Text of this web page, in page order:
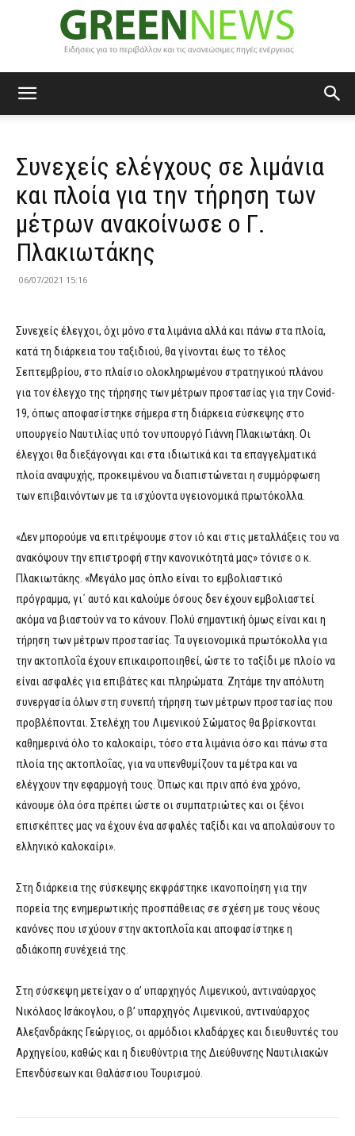
News
Συνεχείς ελέγχους σε λιμάνια
και πλοία για την τήρηση των
μέτρων ανακοίνωσε ο Γ.
Πλακιωτάκης
06/07/2021 15:16
Συνεχείς έλεγχοι, όχι μόνο στα λιμάνια αλλά και πάνω στα πλοία,
κατά τη διάρκεια του ταξιδιού, θα γίνονται έως το τέλος
Σεπτεμβρίου, στο πλαίσιο ολοκληρωμένου στρατηγικού πλάνου
για τον έλεγχο της τήρησης των μέτρων προστασίας για την Covid-
19, όπως αποφασίστηκε σήμερα στη διάρκεια σύσκεψης στο
υπουργείο Ναυτιλίας υπό τον υπουργό Γιάννη Πλακιωτάκη. Οι
έλεγχοι θα διεξάγονγαι και στα ιδιωτικά και τα επαγγελματικά
πλοία αναψυχής, προκειμένου να διαπιστώνεται η συμμόρφωση
των επιβαινόντων με τα ισχύοντα υγειονομικά πρωτόκολλα.
«Δεν μπορούμε να επιτρέψουμε στον ιό και στις μεταλλάξεις του να
ανακόψουν την επιστροφή στην κανονικότητά μας» τόνισε ο κ.
Πλακιωτάκης. «Μεγάλο μας όπλο είναι το εμβολιαστικό
πρόγραμμα, γι΄ αυτό και καλούμε όσους δεν έχουν εμβολιαστεί
ακόμα να βιαστούν να το κάνουν. Πολύ σημαντική όμως είναι και η
τήρηση των μέτρων προστασίας. Τα υγειονομικά πρωτόκολλα για
την ακτοπλοΐα έχουν επικαιροποιηθεί, ώστε το ταξίδι με πλοίο να
είναι ασφαλές για επιβάτες και πληρώματα. Ζητάμε την απόλυτη
συνεργασία όλων στη συνεπή τήρηση των μέτρων προστασίας που
προβλέπονται. Στελέχη του Λιμενικού Σώματος θα βρίσκονται
καθημερινά όλο το καλοκαίρι, τόσο στα λιμάνια όσο και πάνω στα
πλοία της ακτοπλοΐας, για να υπενθυμίζουν τα μέτρα και να
ελέγχουν την εφαρμογή τους. Όπως και πριν από ένα χρόνο,
κάνουμε όλα όσα πρέπει ώστε οι συμπατριώτες και οι ξένοι
επισκέπτες μας να έχουν ένα ασφαλές ταξίδι και να απολαύσουν το
ελληνικό καλοκαίρι».
Στη διάρκεια της σύσκεψης εκφράστηκε ικανοποίηση για την
πορεία της ενημερωτικής προσπάθειας σε σχέση με τους νέους
κανόνες που ισχύουν στην ακτοπλοΐα και αποφασίστηκε η
αδιάκοπη συνέχειά της.
Στη σύσκεψη μετείχαν ο α’ υπαρχηγός Λιμενικού, αντιναύαρχος
Νικόλαος Ισάκογλου, ο β’ υπαρχηγός Λιμενικού, αντιναύαρχος
Αλεξανδράκης Γεώργιος, οι αρμόδιοι κλαδάρχες και διευθυντές του
Αρχηγείου, καθώς και η διευθύντρια της Διεύθυνσης Ναυτιλιακών
Επενδύσεων και Θαλάσσιου Τουρισμού.